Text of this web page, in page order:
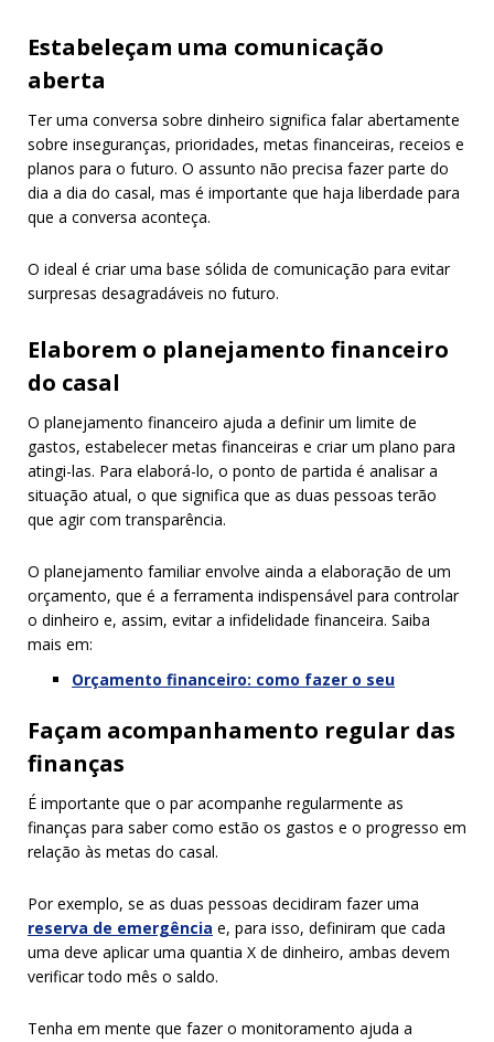
Estabeleçam uma comunicação
aberta
Ter uma conversa sobre dinheiro significa falar abertamente
sobre inseguranças, prioridades, metas financeiras, receios e
planos para o futuro. O assunto não precisa fazer parte do
dia a dia do casal, mas é importante que haja liberdade para
que a conversa aconteça.
O ideal é criar uma base sólida de comunicação para evitar
surpresas desagradáveis no futuro.
Elaborem o planejamento financeiro
do casal
O planejamento financeiro ajuda a definir um limite de
gastos, estabelecer metas financeiras e criar um plano para
atingi-las. Para elaborá-lo, o ponto de partida é analisar a
situação atual, o que significa que as duas pessoas terão
que agir com transparência.
O planejamento familiar envolve ainda a elaboração de um
orçamento, que é a ferramenta indispensável para controlar
o dinheiro e, assim, evitar a infidelidade financeira. Saiba
mais em:
Orçamento financeiro: como fazer o seu
Façam acompanhamento regular das
finanças
É importante que o par acompanhe regularmente as
finanças para saber como estão os gastos e o progresso em
relação às metas do casal.
Por exemplo, se as duas pessoas decidiram fazer uma
reserva de emergência e, para isso, definiram que cada
uma deve aplicar uma quantia X de dinheiro, ambas devem
verificar todo mês o saldo.
Tenha em mente que fazer o monitoramento ajuda a